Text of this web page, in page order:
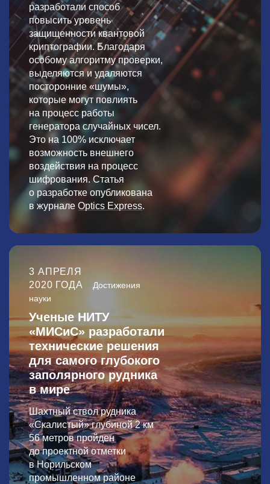
разработали способ
повысить уровень
защищенности квантовой
криптографии. Благодаря
особому алгоритму проверки,
выделяются и удаляются
посторонние «шумы»,
которые могут повлиять
на процесс работы
генератора случайных чисел.
Это на 100% исключает
возможность внешнего
воздействия на процесс
шифрования. Статья
о разработке опубликована
в журналеOptics Express.
3 АПРЕЛЯ
2020 ГОДА
Достижения
науки
Ученые НИТУ
«МИСиС» разработали
технические решения
для самого глубокого
заполярного рудника
в мире
Шахтный ствол рудника
«Скалистый» глубиной 2 км
56 метров пройден
до проектной отметки
в Норильском
промышленном районе